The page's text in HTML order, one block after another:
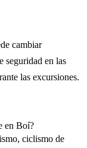
cambiar
seguridad en las
las excursiones.
en Boí?
ciclismo de